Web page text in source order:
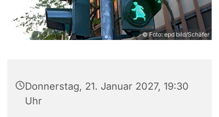
© Foto: epd bild/Schäfer
Donnerstag, 21. Januar 2027, 19:30
Uhr